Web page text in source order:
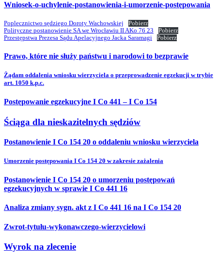
Wniosek-o-uchylenie-postanowienia-i-umorzenie-postępowania
Poplecznictwo sędziego Doroty Wachowskiej
Pobierz
Polityczne postanowienie SA we Wrocławiu II AKo 76 23
Pobierz
Przestępstwa Prezesa Sądu Apelacyjnego Jacka Saramagi
Pobierz
Prawo, które nie służy państwu i narodowi to bezprawie
Żądam oddalenia wniosku wierzyciela o przeprowadzenie egzekucji w trybie
art. 1050 k.p.c.
Postępowanie egzekucyjne I Co 441 – I Co 154
Ściąga dla nieskazitelnych sędziów
Postanowienie I Co 154 20 o oddaleniu wniosku wierzyciela
Umorzenie postępowania I Co 154 20 w zakresie zażalenia
Postanowienie I Co 154 20 o umorzeniu postępowań
egzekucyjnych w sprawie I Co 441 16
Analiza zmiany sygn. akt z I Co 441 16 na I Co 154 20
Zwrot-tytułu-wykonawczego-wierzycielowi
Wyrok na zlecenie